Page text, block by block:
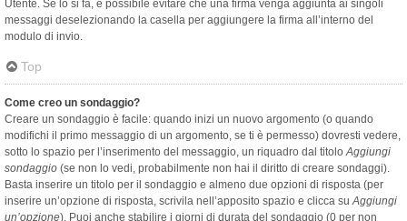
Utente. Se lo si fa, è possibile evitare che una firma venga aggiunta ai singoli
messaggi deselezionando la casella per aggiungere la firma all’interno del
modulo di invio.
Top
Come creo un sondaggio?
Creare un sondaggio è facile: quando inizi un nuovo argomento (o quando
modifichi il primo messaggio di un argomento, se ti è permesso) dovresti vedere,
sotto lo spazio per l’inserimento del messaggio, un riquadro dal titoloAggiungi
sondaggio (se non lo vedi, probabilmente non hai il diritto di creare sondaggi).
Basta inserire un titolo per il sondaggio e almeno due opzioni di risposta (per
inserire un’opzione di risposta, scrivila nell’apposito spazio e clicca suAggiungi
un’opzione). Puoi anche stabilire i giorni di durata del sondaggio (0 per non